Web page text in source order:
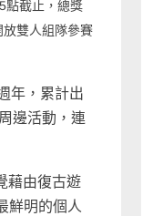
點截止，總獎
雙人組隊參賽
年，累計出
邊活動，連
藉由復古遊
鮮明的個人